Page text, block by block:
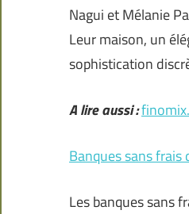
Nagui et Mélanie
Leur maison, un
sophistication
A lire aussi :
Banques sans
Les banques sans